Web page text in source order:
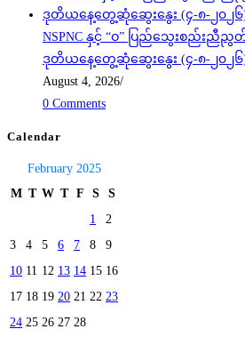
NSPNC နှင့် “ဝ” ပြည်သွေးစည်းညီညွ
ဒုတိယနေ့တွေ့ဆုံဆွေးနွေး (၄-၈-၂၀၂၆
August 4, 2026/
0 Comments
Calendar
February 2025
M T W T F S
S
1
2
3
4 5 6 7 8
9
10 11 12 13 14 15 16
17 18 19 20 21 22 23
24 25 26 27 28